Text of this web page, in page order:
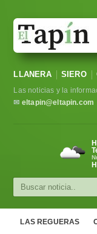
Sociedad
Política
Cultura
LLANERA SIERO
Las noticias y la
✉ eltapin@eltapin.com
LAS REGUERAS